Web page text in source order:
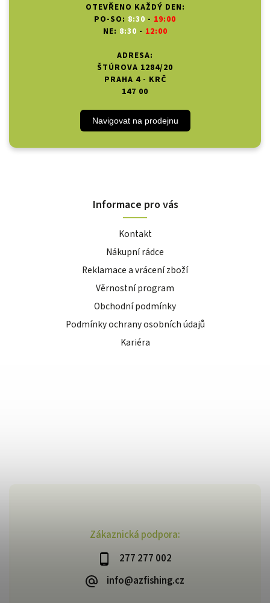
Zákaznická podpora:
277 277 002
info@azfishing.cz
OTEVŘENO KAŽDÝ DEN:
PO-SO: 8:30 - 19:00
NE: 8:30 - 12:00
ADRESA:
ŠTÚROVA 1284/20
PRAHA 4 - KRČ
147 00
Navigovat na prodejnu
Informace pro vás
Kontakt
Nákupní rádce
Reklamace a vrácení zboží
Věrnostní program
Obchodní podmínky
Podmínky ochrany osobních údajů
Kariéra